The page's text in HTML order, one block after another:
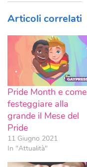
Articoli correlati
Pride Month e come
festeggiare alla
grande il Mese del
Pride
11 Giugno 2021
In "Attualità"